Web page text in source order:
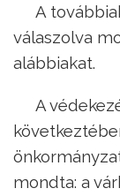
A
válaszolva
alábbiakat.
A
mondta: a